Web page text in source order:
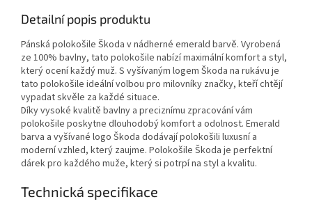
Detailní popis produktu
Pánská polokošile Škoda v nádherné emerald barvě. Vyrobená
ze 100% bavlny, tato polokošile nabízí maximální komfort a styl,
který ocení každý muž. S vyšívaným logem Škoda na rukávu je
tato polokošile ideální volbou pro milovníky značky, kteří chtějí
vypadat skvěle za každé situace.
Díky vysoké kvalitě bavlny a preciznímu zpracování vám
polokošile poskytne dlouhodobý komfort a odolnost. Emerald
barva a vyšívané logo Škoda dodávají polokošili luxusní a
moderní vzhled, který zaujme. Polokošile Škoda je perfektní
dárek pro každého muže, který si potrpí na styl a kvalitu.
Technická specifikace